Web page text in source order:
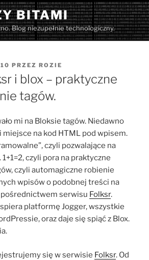
BITAMI
Blog niezupełnie technologiczny.
PRZEZ ROZIE
i blox – praktyczne
tagów.
mi na Bloksie tagów. Niedawno
miejsce na kod HTML pod wpisem.
czyli pozwalające na
czyli pora na praktyczne
czyli automagiczne robienie
wpisów o podobnej treści na
pośrednictwem serwisu Folksr.
platformę Jogger, wszystkie
oraz daje się spiąć z Blox.
się w serwisie Folksr. Od